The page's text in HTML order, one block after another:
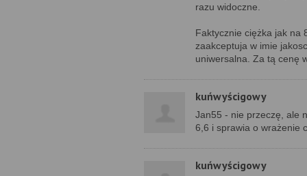
razu widoczne.
Faktycznie ciężka jak na
zaakceptuja w imie
uniwersalna. Za tą cenę
kuńwyścigowy
Jan55 - nie przeczę, ale
6,6 i sprawia o wrażenie
kuńwyścigowy